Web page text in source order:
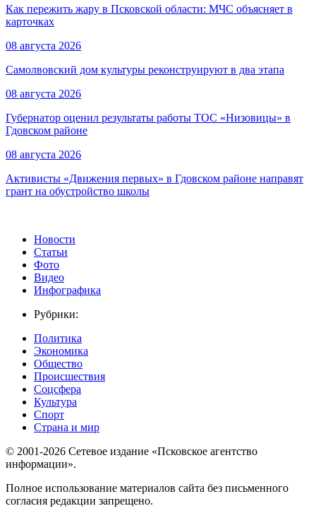
Как пережить жару в Псковской области: МЧС объясняет в
карточках
08 августа 2026
Самолвовский дом культуры реконструируют в два этапа
08 августа 2026
Губернатор оценил результаты работы ТОС «Низовицы» в
Гдовском районе
08 августа 2026
Активисты «Движения первых» в Гдовском районе направят
грант на обустройство школы
Новости
Статьи
Фото
Видео
Инфографика
Рубрики:
Политика
Экономика
Общество
Происшествия
Соцсфера
Культура
Спорт
Страна и мир
© 2001-2026 Сетевое издание «Псковское агентство
информации».
Полное использование материалов сайта без письменного
согласия редакции запрещено.